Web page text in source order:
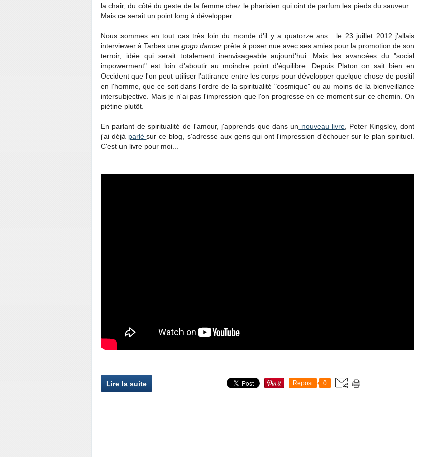
la chair, du côté du geste de la femme chez le pharisien qui oint de parfum les pieds du sauveur...
Mais ce serait un point long à développer.
Nous sommes en tout cas très loin du monde d'il y a quatorze ans : le 23 juillet 2012 j'allais
interviewer à Tarbes une gogo dancer prête à poser nue avec ses amies pour la promotion de son
terroir, idée qui serait totalement inenvisageable aujourd'hui. Mais les avancées du "social
impowerment" est loin d'aboutir au moindre point d'équilibre. Depuis Platon on sait bien en
Occident que l'on peut utiliser l'attirance entre les corps pour développer quelque chose de positif
en l'homme, que ce soit dans l'ordre de la spiritualité "cosmique" ou au moins de la bienveillance
intersubjective. Mais je n'ai pas l'impression que l'on progresse en ce moment sur ce chemin. On
piétine plutôt.
En parlant de spiritualité de l'amour, j'apprends que dans un nouveau livre, Peter Kingsley, dont
j'ai déjà parlésur ce blog, s'adresse aux gens qui ont l'impression d'échouer sur le plan spirituel.
C'est un livre pour moi...
Lire la suite Repost 0